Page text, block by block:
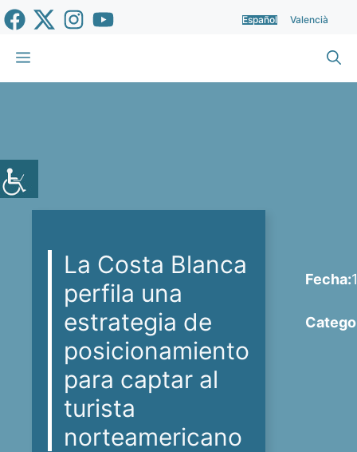
Saltar
al
contenido
Español Valencià
Menú
La Costa Blanca
perfila una
estrategia de
posicionamiento
para captar al
turista
norteamericano
Fecha: